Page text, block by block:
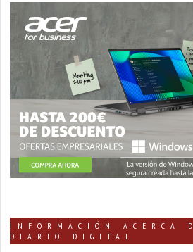
INFORMACIÓN ACERCA
DIARIO DIGITAL